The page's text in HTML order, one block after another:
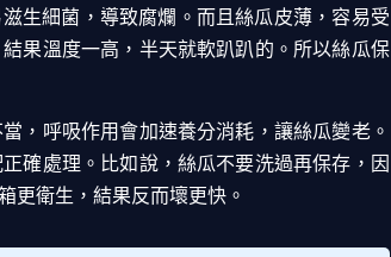
生細菌，導致腐爛。而且絲瓜皮薄，容易受
果溫度一高，半天就軟趴趴的。所以絲瓜保
，呼吸作用會加速養分消耗，讓絲瓜變老。
確處理。比如說，絲瓜不要洗過再保存，因
更衛生，結果反而壞更快。